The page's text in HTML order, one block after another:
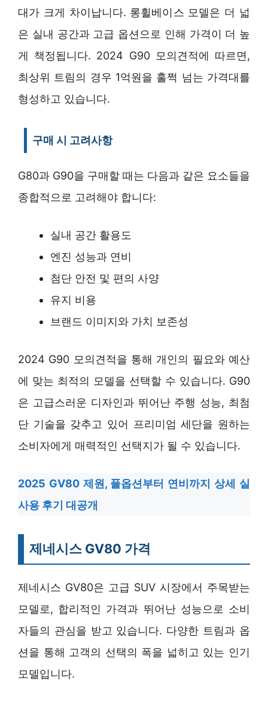
대가 크게 차이납니다. 롱휠베이스 모델은 더 넓
은 실내 공간과 고급 옵션으로 인해 가격이 더 높
게 책정됩니다. 2024 G90 모의견적에 따르면,
최상위 트림의 경우 1억원을 훌쩍 넘는 가격대를
형성하고 있습니다.
구매 시 고려사항
G80과 G90을 구매할 때는 다음과 같은 요소들을
종합적으로 고려해야 합니다:
실내 공간 활용도
엔진 성능과 연비
첨단 안전 및 편의 사양
유지 비용
브랜드 이미지와 가치 보존성
2024 G90 모의견적을 통해 개인의 필요와 예산
에 맞는 최적의 모델을 선택할 수 있습니다. G90
은 고급스러운 디자인과 뛰어난 주행 성능, 최첨
단 기술을 갖추고 있어 프리미엄 세단을 원하는
소비자에게 매력적인 선택지가 될 수 있습니다.
2025 GV80 제원, 풀옵션부터 연비까지 상세 실
사용 후기 대공개
제네시스 GV80 가격
제네시스 GV80은 고급 SUV 시장에서 주목받는
모델로, 합리적인 가격과 뛰어난 성능으로 소비
자들의 관심을 받고 있습니다. 다양한 트림과 옵
션을 통해 고객의 선택의 폭을 넓히고 있는 인기
모델입니다.